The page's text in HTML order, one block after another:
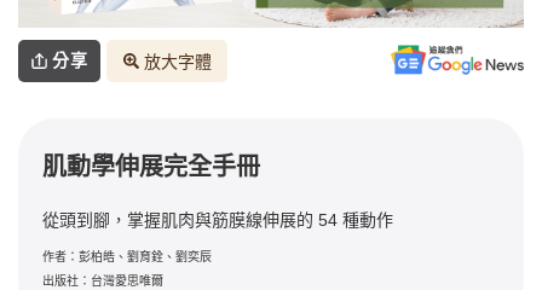
分享 放大字體
肌動學伸展完全手冊
從頭到腳，掌握肌肉與筋膜線伸展的 54 種動作
作者：彭柏皓、劉育銓、劉奕辰
出版社：台灣愛思唯爾